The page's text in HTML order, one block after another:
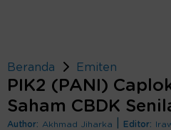
Beranda Emiten
PIK2 (PANI)
Saham CBDK
Author: Akhmad Jiharka Editor: